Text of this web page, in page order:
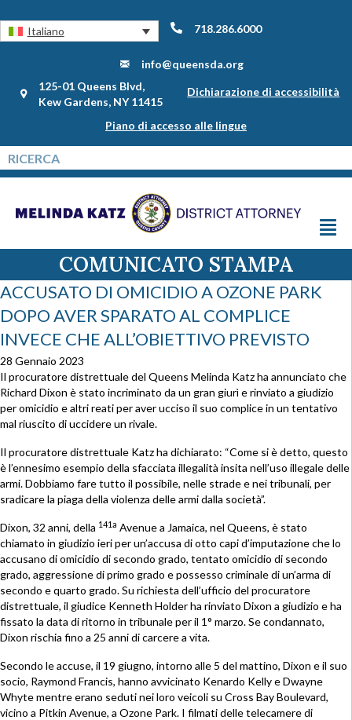
Italiano 718.286.6000
info@queensda.org
125-01 Queens Blvd,
Kew Gardens, NY 11415
Dichiarazione di accessibilità
Piano di accesso alle lingue
COMUNICATO STAMPA
ACCUSATO DI OMICIDIO A OZONE PARK
DOPO AVER SPARATO AL COMPLICE
INVECE CHE ALL’OBIETTIVO PREVISTO
28 Gennaio 2023
Il procuratore distrettuale del Queens Melinda Katz ha annunciato che
Richard Dixon è stato incriminato da un gran giurì e rinviato a giudizio
per omicidio e altri reati per aver ucciso il suo complice in un tentativo
mal riuscito di uccidere un rivale.
Il procuratore distrettuale Katz ha dichiarato: “Come si è detto, questo
è l’ennesimo esempio della sfacciata illegalità insita nell’uso illegale delle
armi. Dobbiamo fare tutto il possibile, nelle strade e nei tribunali, per
sradicare la piaga della violenza delle armi dalla società”.
Dixon, 32 anni, della 141a Avenue a Jamaica, nel Queens, è stato
chiamato in giudizio ieri per un’accusa di otto capi d’imputazione che lo
accusano di omicidio di secondo grado, tentato omicidio di secondo
grado, aggressione di primo grado e possesso criminale di un’arma di
secondo e quarto grado. Su richiesta dell’ufficio del procuratore
distrettuale, il giudice Kenneth Holder ha rinviato Dixon a giudizio e ha
fissato la data di ritorno in tribunale per il 1° marzo. Se condannato,
Dixon rischia fino a 25 anni di carcere a vita.
Secondo le accuse, il 19 giugno, intorno alle 5 del mattino, Dixon e il suo
socio, Raymond Francis, hanno avvicinato Kenardo Kelly e Dwayne
Whyte mentre erano seduti nei loro veicoli su Cross Bay Boulevard,
vicino a Pitkin Avenue, a Ozone Park. I filmati delle telecamere di